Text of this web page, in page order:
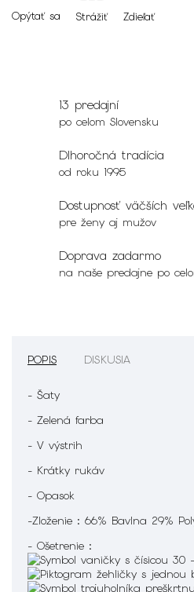
Opýtať sa Strážiť Zdieľať
13 predajní
po celom Slovensku
Dlhoročná tradícia
od roku 1995
Dostupnosť väčších
pre ženy aj mužov
Doprava zadarmo
na naše predajne po
POPIS DISKUSIA
- Šaty
- Zelená farba
- V výstrih
- Krátky rukáv
- Opasok
-Zloženie : 66% Bavlna 29%
- Ošetrenie :